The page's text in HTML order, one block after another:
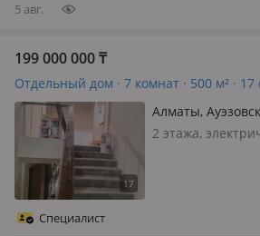
5 авг.
199 000 000₸
Отдельный дом · 7 комнат · 500 м² · 17
Алматы,
2 этажа,
Специалист